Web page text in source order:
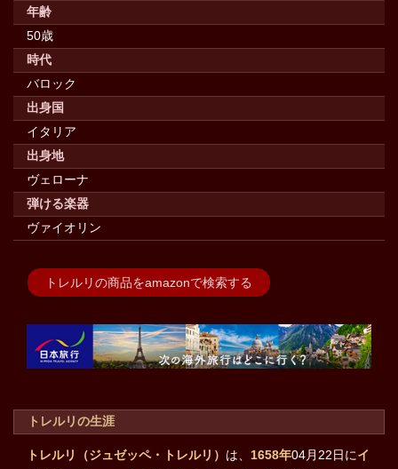
年齢
50歳
時代
バロック
出身国
イタリア
出身地
ヴェローナ
弾ける楽器
ヴァイオリン
トレルリの商品をamazonで検索する
トレルリの生涯
トレルリ（ジュゼッペ・トレルリ） は、 1658年04月22日にイ